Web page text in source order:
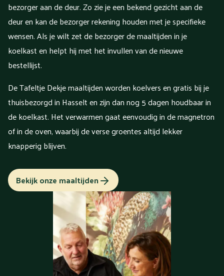
bezorger aan de deur. Zo zie je een bekend gezicht aan de
deur en kan de bezorger rekening houden met je specifieke
wensen. Als je wilt zet de bezorger de maaltijden in je
koelkast en helpt hij met het invullen van de nieuwe
bestellijst.
De Tafeltje Dekje maaltijden worden koelvers en gratis bij je
thuisbezorgd in Hasselt en zijn dan nog 5 dagen houdbaar in
de koelkast. Het verwarmen gaat eenvoudig in de magnetron
of in de oven, waarbij de verse groentes altijd lekker
knapperig blijven.
Bekijk onze maaltijden